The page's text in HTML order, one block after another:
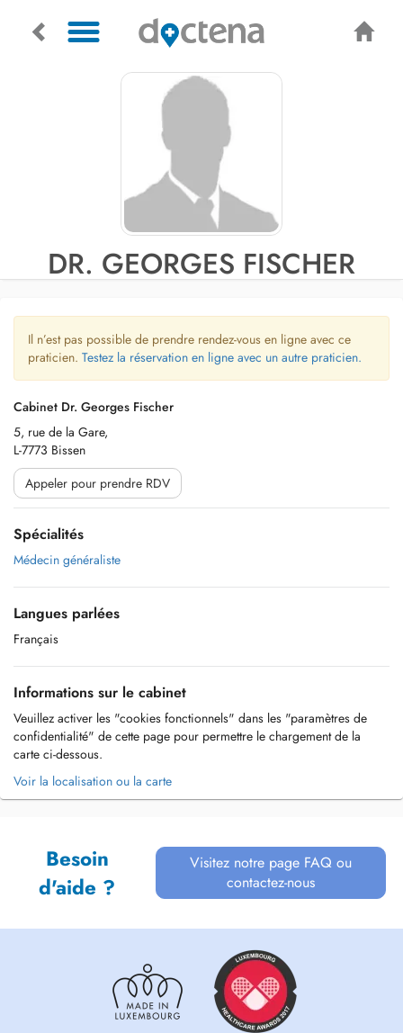
DR. GEORGES FISCHER
Il n’est pas possible de prendre rendez-vous en ligne avec ce
praticien. Testez la réservation en ligne avec un autre praticien.
Cabinet Dr. Georges Fischer
5, rue de la Gare,
L-7773 Bissen
Appeler pour prendre RDV
Spécialités
Médecin généraliste
Langues parlées
Français
Informations sur le cabinet
Veuillez activer les "cookies fonctionnels" dans les "paramètres de
confidentialité" de cette page pour permettre le chargement de la
carte ci-dessous.
Voir la localisation ou la carte
Besoin
d'aide ?
Visitez notre page FAQ ou
contactez-nous